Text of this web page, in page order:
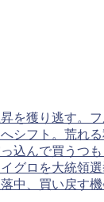
を獲り逃す。
シフト。荒れ
込んで買うつ
グロを大統領選
中、買い戻す